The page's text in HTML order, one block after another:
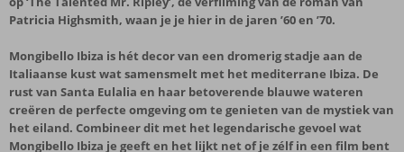
Patricia Highsmith, waan je je hier in de jaren ’60 en ’70.
Mongibello Ibiza is hét decor van een dromerig stadje aan de
Italiaanse kust wat samensmelt met het mediterrane Ibiza. De
rust van Santa Eulalia en haar betoverende blauwe wateren
creëren de perfecte omgeving om te genieten van de mystiek van
het eiland. Combineer dit met het legendarische gevoel wat
Mongibello Ibiza je geeft en het lijkt net of je zélf in een film bent